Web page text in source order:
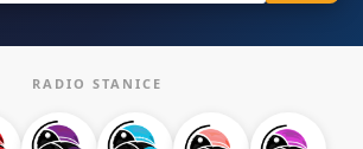
RADIO STANICE